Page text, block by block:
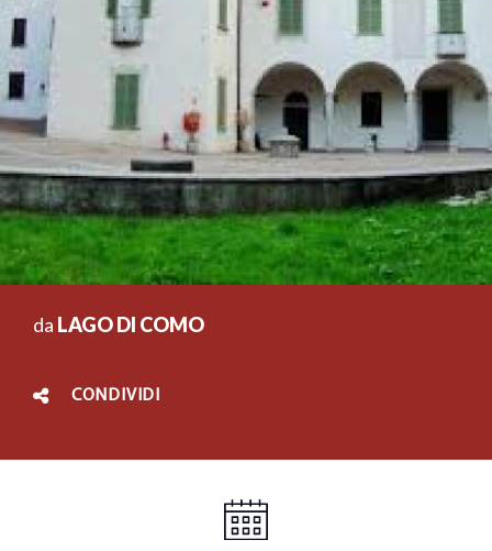
da LAGO DI COMO
CONDIVIDI